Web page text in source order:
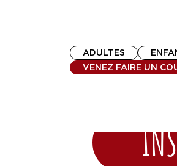
ADULTES
VENEZ FAIRE UN